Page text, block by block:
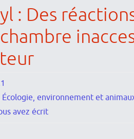
: Des
Écologie, environnement et
avez écrit